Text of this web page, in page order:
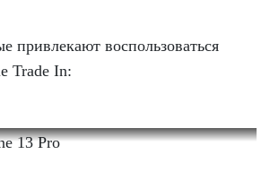
привлекают воспользоваться
Trade In: